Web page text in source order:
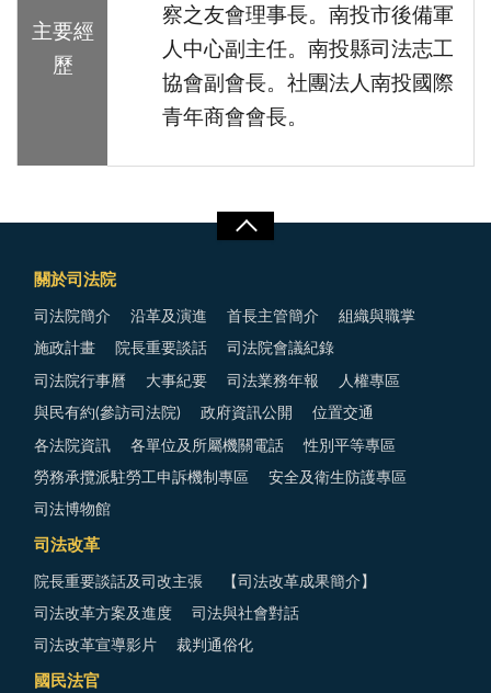
主要經
歷
察之友會理事長。南投市後備軍
人中心副主任。南投縣司法志工
協會副會長。社團法人南投國際
青年商會會長。
關於司法院
司法院簡介 沿革及演進 首長主管簡介 組織與職掌
施政計畫 院長重要談話 司法院會議紀錄
司法院行事曆 大事紀要 司法業務年報 人權專區
與民有約(參訪司法院) 政府資訊公開 位置交通
各法院資訊 各單位及所屬機關電話 性別平等專區
勞務承攬派駐勞工申訴機制專區 安全及衛生防護專區
司法博物館
司法改革
院長重要談話及司改主張 【司法改革成果簡介】
司法改革方案及進度 司法與社會對話
司法改革宣導影片 裁判通俗化
國民法官